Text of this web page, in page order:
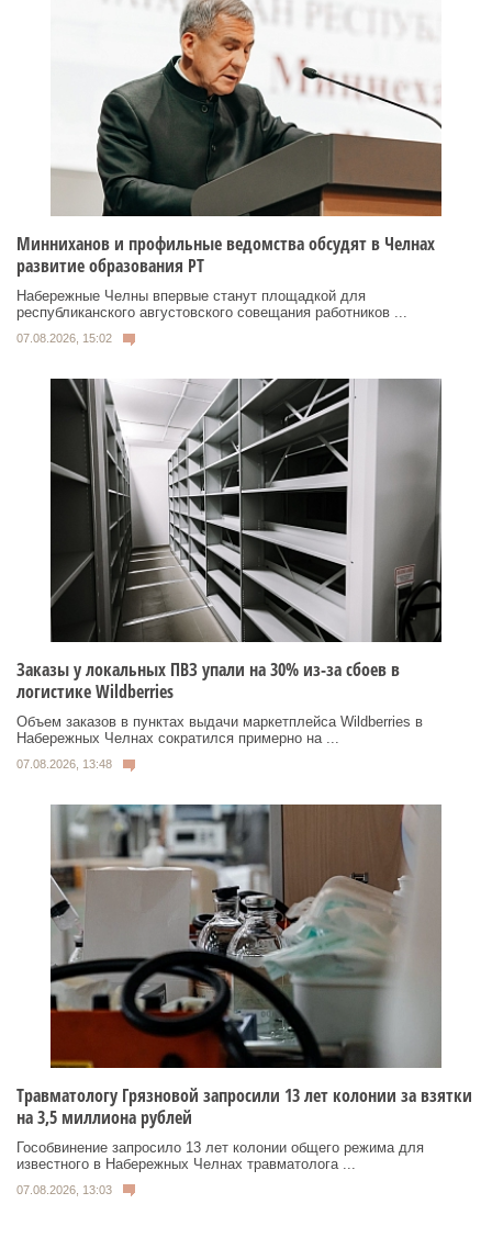
Минниханов и профильные ведомства обсудят в Челнах
развитие образования РТ
Набережные Челны впервые станут площадкой для
республиканского августовского совещания работников ...
07.08.2026, 15:02
Заказы у локальных ПВЗ упали на 30% из-за сбоев в
логистике Wildberries
Объем заказов в пунктах выдачи маркетплейса Wildberries в
Набережных Челнах сократился примерно на ...
07.08.2026, 13:48
Травматологу Грязновой запросили 13 лет колонии за взятки
на 3,5 миллиона рублей
Гособвинение запросило 13 лет колонии общего режима для
известного в Набережных Челнах травматолога ...
07.08.2026, 13:03